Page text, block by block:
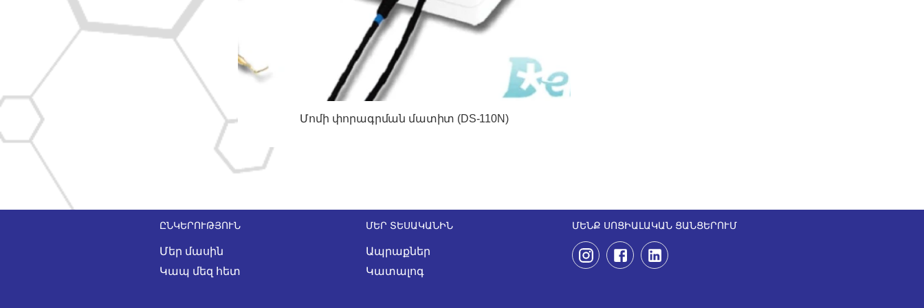
Մոմի փորագրման մատիտ (DS-110N)
ԸՆԿԵՐՈՒԹՅՈՒՆ
Մեր մասին
Կապ մեզ հետ
ՄԵՐ ՏԵՍԱԿԱՆԻՆ
Ապրաքներ
Կատալոգ
ՄԵՆՔ ՍՈՑԻԱԼԱԿԱՆ ՑԱՆՑԵՐՈՒՄ